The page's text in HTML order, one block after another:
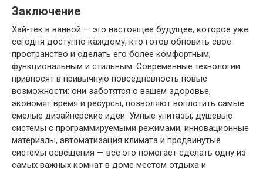
Заключение
Хай-тек в ванной — это настоящее будущее, которое уже
сегодня доступно каждому, кто готов обновить свое
пространство и сделать его более комфортным,
функциональным и стильным. Современные технологии
привносят в привычную повседневность новые
возможности: они заботятся о вашем здоровье,
экономят время и ресурсы, позволяют воплотить самые
смелые дизайнерские идеи. Умные унитазы, душевые
системы с программируемыми режимами, инновационные
материалы, автоматизация климата и продвинутые
системы освещения — все это помогает сделать одну из
самых важных комнат в доме местом отдыха и